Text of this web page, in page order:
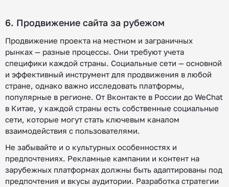
6. Продвижение сайта за рубежом
Продвижение проекта на местном и заграничных
рынках — разные процессы. Они требуют учета
специфики каждой страны. Социальные сети — основной
и эффективный инструмент для продвижения в любой
стране, однако важно исследовать платформы,
популярные в регионе. От Вконтакте в России до WeChat
в Китае, у каждой страны есть собственные социальные
сети, которые могут стать ключевым каналом
взаимодействия с пользователями.
Не забывайте и о культурных особенностях и
предпочтениях. Рекламные кампании и контент на
зарубежных платформах должны быть адаптированы под
предпочтения и вкусы аудитории. Разработка стратегии